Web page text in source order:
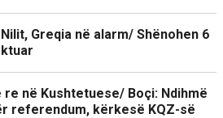
Greqia në alarm/ Shënohen 6
re në Kushtetuese/ Boçi: Ndihmë
referendum, kërkesë KQZ-së